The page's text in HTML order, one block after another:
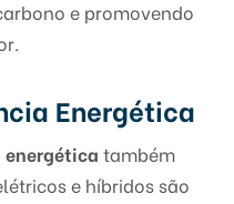
e promovendo
Energética
também
e híbridos são